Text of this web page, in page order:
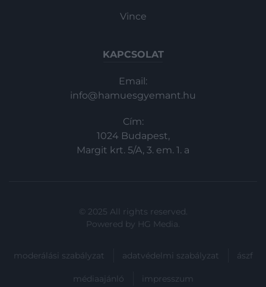
Vince
KAPCSOLAT
Email:
info@hamuesgyemant.hu
Cím:
1024 Budapest,
Margit krt. 5/A, 3. em. 1. a
© 2025 All rights reserved.
Powered by HG Media.
moderálási szabályzat adatvédelmi szabályzat ászf
médiaajánló impresszum